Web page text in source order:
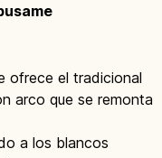
ofrece el tradicional
arco que se remonta
a los blancos